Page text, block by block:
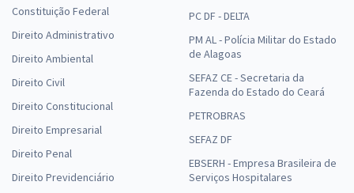
Constituição Federal
Direito Administrativo
Direito Ambiental
Direito Civil
Direito Constitucional
Direito Empresarial
Direito Penal
Direito Previdenciário
PC DF - DELTA
PM AL - Polícia Militar do Estado
de Alagoas
SEFAZ CE - Secretaria da
Fazenda do Estado do Ceará
PETROBRAS
SEFAZ DF
EBSERH - Empresa Brasileira de
Serviços Hospitalares